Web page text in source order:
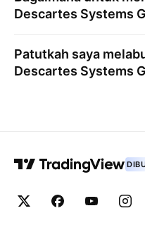
Descartes Systems
Patutkah saya
Descartes Systems